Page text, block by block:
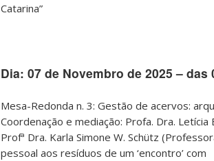
Catarina”
Dia: 07 de Novembro de 2025 – das
Mesa-Redonda n. 3: Gestão de acervos:
Coordenação e mediação: Profa. Dra. Letícia
Profª Dra. Karla Simone W. Schütz
pessoal aos resíduos de um ‘encontro’ com